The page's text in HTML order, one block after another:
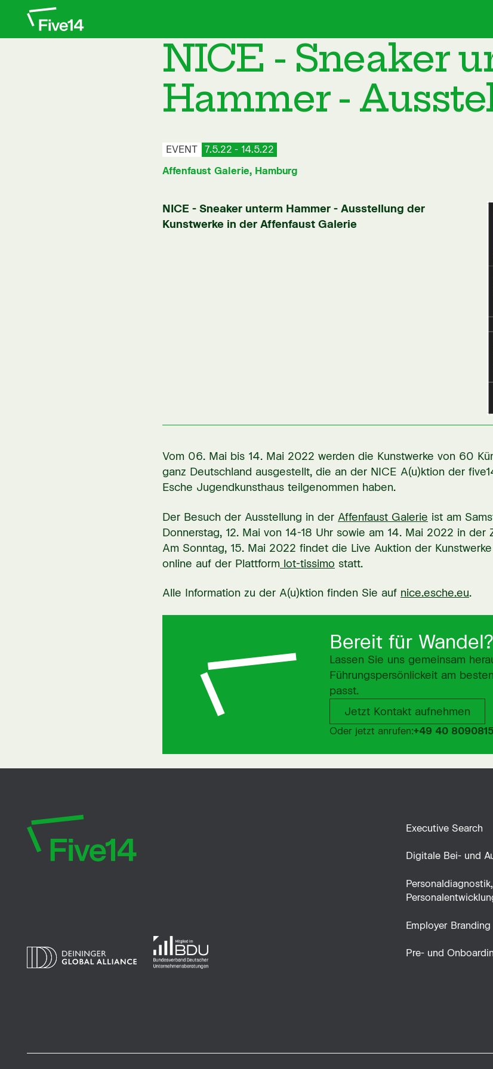
NICE - Sneaker
Hammer -
EVENT 7.5.22 - 14.5.22
Affenfaust Galerie, Hamburg
NICE - Sneaker unterm Hammer - Ausstellung der
Kunstwerke in der Affenfaust Galerie
Vom 06. Mai bis 14. Mai 2022 werden die Kunstwerke von 60
ganz Deutschland ausgestellt, die an der NICE A(u)ktion der
Esche Jugendkunsthaus teilgenommen haben.
Der Besuch der Ausstellung in der Affenfaust Galerie ist am
Donnerstag, 12. Mai von 14-18 Uhr sowie am 14. Mai 2022 in der
Am Sonntag, 15. Mai 2022 findet die Live Auktion der
online auf der Plattform lot-tissimo statt.
Alle Information zu der A(u)ktion finden Sie auf nice.esche.eu.
Bereit für Wandel?
Lassen Sie uns gemeinsam
Führungspersönlickeit am
passt.
Jetzt Kontakt
Jetzt Kontakt aufnehmen
Oder jetzt anrufen:+49 40
Executive Search
Digitale Bei- und
Personaldiagnostik,
Employer Branding
Pre- und